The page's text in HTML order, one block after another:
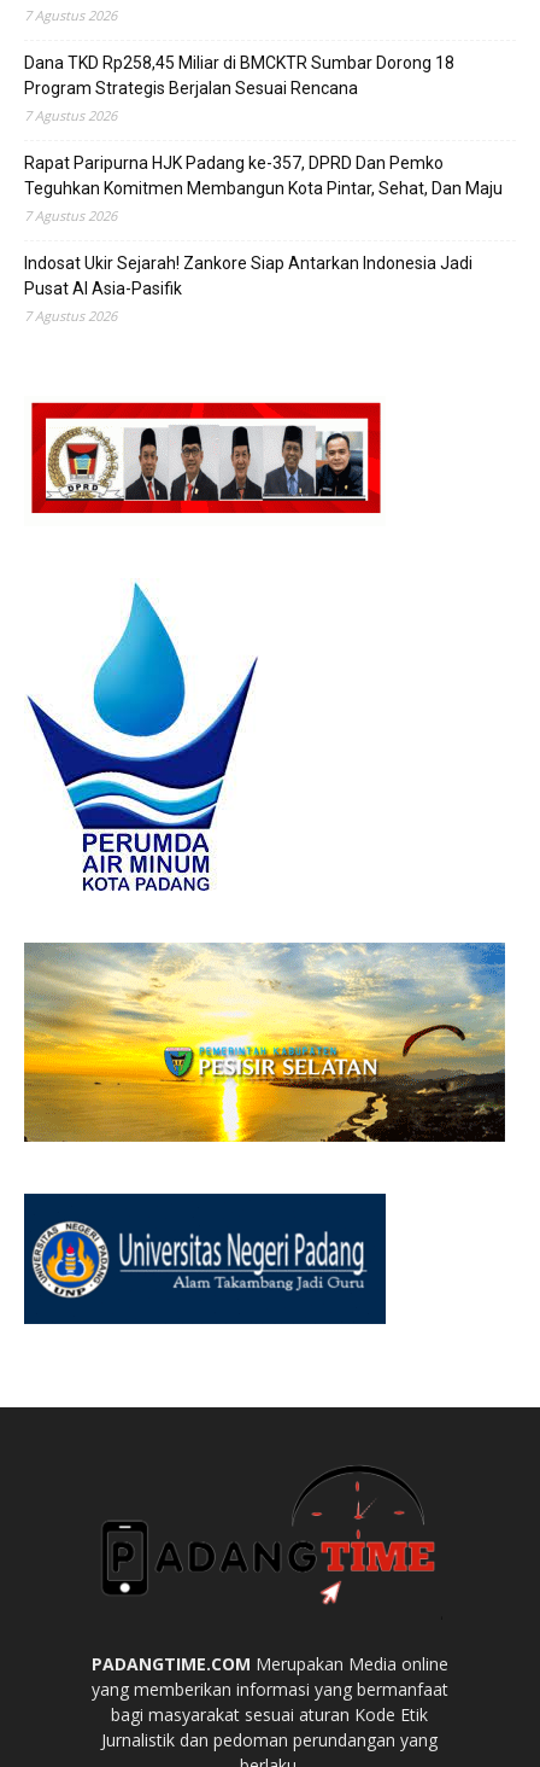
7 Agustus 2026
Dana TKD Rp258,45 Miliar di BMCKTR Sumbar Dorong 18
Program Strategis Berjalan Sesuai Rencana
7 Agustus 2026
Rapat Paripurna HJK Padang ke-357, DPRD Dan Pemko
Teguhkan Komitmen Membangun Kota Pintar, Sehat, Dan Maju
7 Agustus 2026
Indosat Ukir Sejarah! Zankore Siap Antarkan Indonesia Jadi
Pusat AI Asia-Pasifik
7 Agustus 2026
PADANGTIME.COM Merupakan Media online
yang memberikan informasi yang bermanfaat
bagi masyarakat sesuai aturan Kode Etik
Jurnalistik dan pedoman perundangan yang